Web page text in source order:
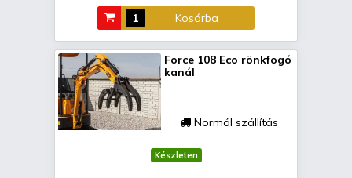
Kosárba
Force 108 Eco rönkfogó
kanál
Normál szállítás
Készleten